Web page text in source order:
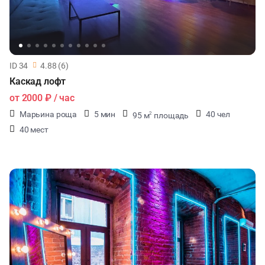
ФУРШЕТЫ
КОНФЕРЕНЦИИ
ХАКАТОНЫ
ДЕГУСТАЦИИ
ТИМБИЛДИНГ
ID 34 4.88 (6)
Каскад лофт
от 2000 ₽/ час
Марьина роща 5 мин 95 м2 площадь
40 чел
40 мест